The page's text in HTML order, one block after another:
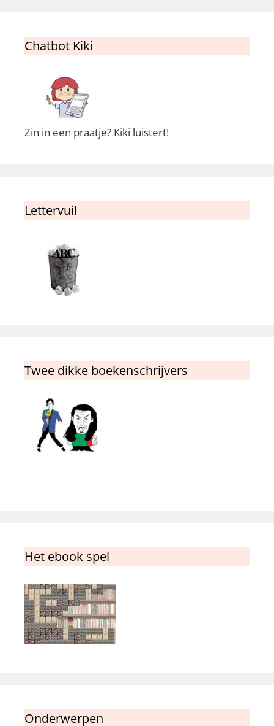
Chatbot Kiki
Zin in een praatje? Kiki luistert!
Lettervuil
Twee dikke boekenschrijvers
Het ebook spel
Onderwerpen